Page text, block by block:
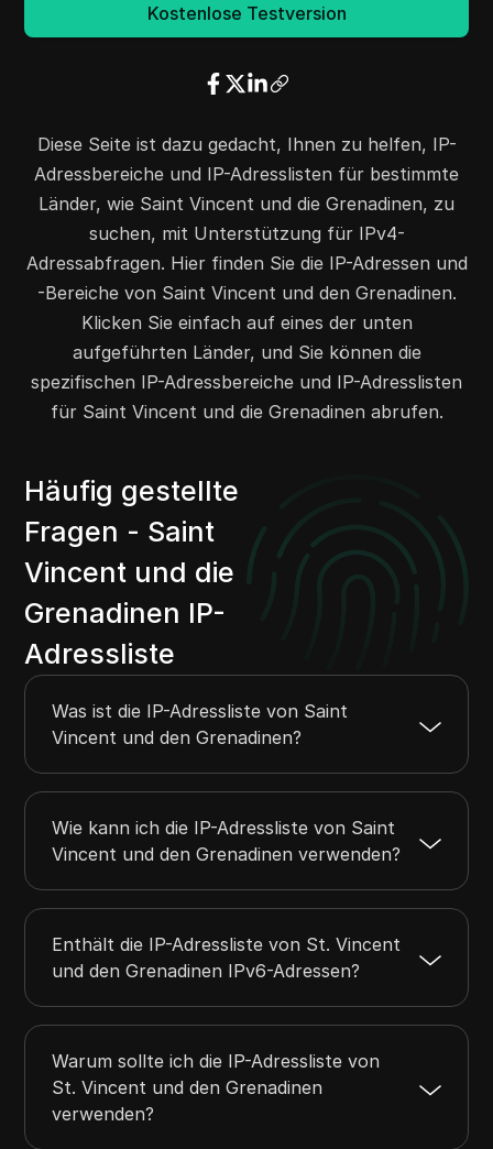
196.1.170.255
199.192.225.255
204.13.240.0
204.13.243.255
1024
204.152.80.0
204.152.80.255
256
207.191.240.0
207.191.247.255
2048
208.84.200.0
208.84.207.255
2048
206.83.47.0
206.83.47.255
256
205.214.205.0
205.214.205.255
256
216.110.96.0
216.110.97.255
512
216.110.119.0
216.110.122.255
1024
209.236.44.0
Kostenlose Testversion
Diese Seite ist dazu gedacht, Ihnen zu helfen, IP-
Adressbereiche und IP-Adresslisten für bestimmte
Länder, wie Saint Vincent und die Grenadinen, zu
suchen, mit Unterstützung für IPv4-
Adressabfragen. Hier finden Sie die IP-Adressen und
-Bereiche von Saint Vincent und den Grenadinen.
Klicken Sie einfach auf eines der unten
aufgeführten Länder, und Sie können die
spezifischen IP-Adressbereiche und IP-Adresslisten
für Saint Vincent und die Grenadinen abrufen.
Häufig gestellte
Fragen - Saint
Vincent und die
Grenadinen IP-
Adressliste
Was ist die IP-Adressliste von Saint
Vincent und den Grenadinen?
Wie kann ich die IP-Adressliste von Saint
Vincent und den Grenadinen verwenden?
Enthält die IP-Adressliste von St. Vincent
und den Grenadinen IPv6-Adressen?
Warum sollte ich die IP-Adressliste von
St. Vincent und den Grenadinen
verwenden?